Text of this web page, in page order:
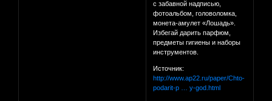
с забавной надписью,
фотоальбом, головоломка,
монета-амулет «Лошадь».
Избегай дарить парфюм,
предметы гигиены и наборы
инструментов.
Источник:
http://www.ap22.ru/paper/Chto-
podarit-p … y-god.html